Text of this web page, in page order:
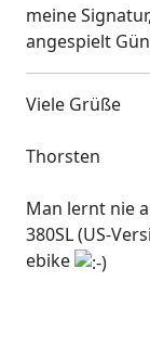
meine
angespielt
Viele Grüße
Thorsten
Man lernt nie
380SL (US-
ebike